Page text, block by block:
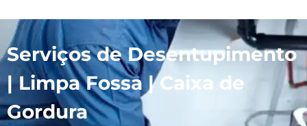
Serviços de Desentupimento
| Limpa Fossa | Caixa de
Gordura